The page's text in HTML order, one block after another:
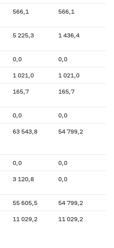
566,1 566,1
5 225,3 1 436,4
0,0 0,0
1 021,0 1 021,0
165,7 165,7
0,0 0,0
63 543,8 54 799,2
0,0 0,0
3 120,8 0,0
55 605,5 54 799,2
11 029,2 11 029,2